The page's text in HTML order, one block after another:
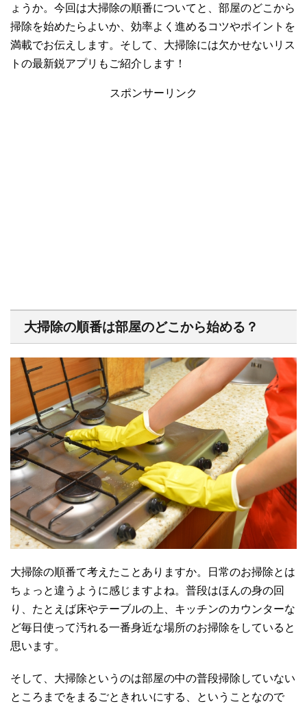
ょうか。今回は大掃除の順番についてと、部屋のどこから
掃除を始めたらよいか、効率よく進めるコツやポイントを
満載でお伝えします。そして、大掃除には欠かせないリス
トの最新鋭アプリもご紹介します！
スポンサーリンク
大掃除の順番は部屋のどこから始める？
大掃除の順番て考えたことありますか。日常のお掃除とは
ちょっと違うように感じますよね。普段はほんの身の回
り、たとえば床やテーブルの上、キッチンのカウンターな
ど毎日使って汚れる一番身近な場所のお掃除をしていると
思います。
そして、大掃除というのは部屋の中の普段掃除していない
ところまでをまるごときれいにする、ということなので